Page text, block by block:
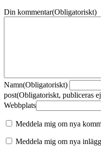
Din kommentar(Obligatoriskt)
Namn(Obligatoriskt)
post(Obligatoriskt, publiceras
Webbplats
Meddela mig om nya
Meddela mig om nya